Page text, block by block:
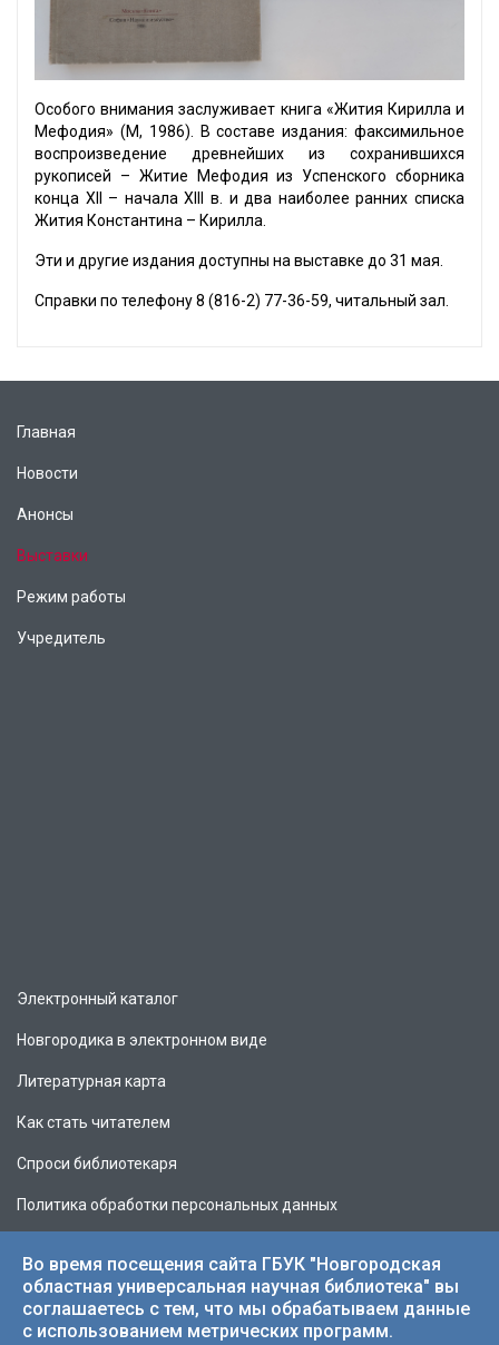
Особого внимания заслуживает книга «Жития Кирилла и
Мефодия» (М, 1986). В составе издания: факсимильное
воспроизведение древнейших из сохранившихся
рукописей – Житие Мефодия из Успенского сборника
конца XII – начала XIII в. и два наиболее ранних списка
Жития Константина – Кирилла.
Эти и другие издания доступны на выставке до 31 мая.
Справки по телефону 8 (816-2) 77-36-59, читальный зал.
Главная
Новости
Анонсы
Выставки
Режим работы
Учредитель
Электронный каталог
Новгородика в электронном виде
Литературная карта
Как стать читателем
Спроси библиотекаря
Политика обработки персональных данных
© 2026 НОУНБ.
Во время посещения сайта ГБУК "Новгородская
областная универсальная научная библиотека" вы
соглашаетесь с тем, что мы обрабатываем данные
с использованием метрических программ.